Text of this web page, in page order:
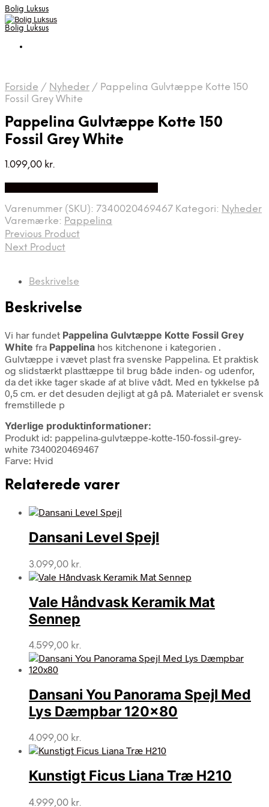
Bolig Luksus
Bolig Luksus
Forside / Nyheder / Pappelina Gulvtæppe Kotte 150
Fossil Grey White
Pappelina Gulvtæppe Kotte 150
Fossil Grey White
1.099,00 kr.
Varenummer (SKU): 7340020469467 Kategori: Nyheder
Varemærke: Pappelina
Previous Product
Next Product
Beskrivelse
Beskrivelse
Vi har fundet Pappelina Gulvtæppe Kotte Fossil Grey
White fra Pappelina hos kitchenone i kategorien .
Gulvtæppe i vævet plast fra svenske Pappelina. Et praktisk
og slidstærkt plasttæppe til brug både inden- og udenfor,
da det ikke tager skade af at blive vådt. Med en tykkelse på
0,5 cm. er det desuden dejligt at gå på. Materialet er svensk
fremstillede p
Yderlige produktinformationer:
Produkt id: pappelina-gulvtæppe-kotte-150-fossil-grey-
white 7340020469467
Farve: Hvid
Relaterede varer
Dansani Level Spejl
3.099,00 kr.
Vale Håndvask Keramik Mat
Sennep
4.599,00 kr.
Dansani You Panorama Spejl Med
Lys Dæmpbar 120×80
4.099,00 kr.
Kunstigt Ficus Liana Træ H210
4.999,00 kr.